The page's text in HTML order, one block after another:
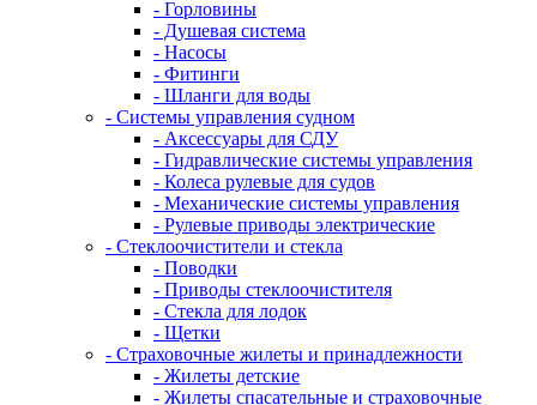
- Горловины
- Душевая система
- Насосы
- Фитинги
- Шланги для воды
- Системы управления судном
- Аксессуары для СДУ
- Гидравлические системы управления
- Колеса рулевые для судов
- Механические системы управления
- Рулевые приводы электрические
- Стеклоочистители и стекла
- Поводки
- Приводы стеклоочистителя
- Стекла для лодок
- Щетки
- Страховочные жилеты и принадлежности
- Жилеты детские
- Жилеты спасательные и страховочные